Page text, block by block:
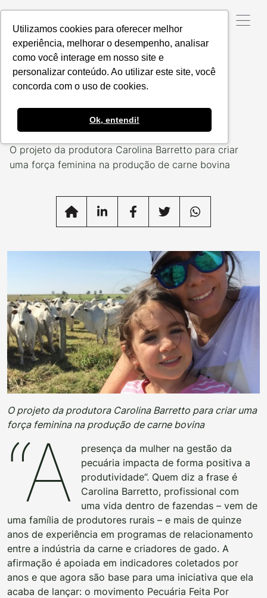
Utilizamos cookies para oferecer melhor
experiência, melhorar o desempenho, analisar
como você interage em nosso site e
personalizar conteúdo. Ao utilizar este site, você
concorda com o uso de cookies.
Ok, entendi!
Data da Postagem:14/02/2022 Categoria:
RESPONSÁVEIS
Pecuária feita por
mulheres
O projeto da produtora Carolina Barretto para criar
uma força feminina na produção de carne bovina
O projeto da produtora Carolina Barretto para criar uma
força feminina na produção de carne bovina
“A
presença da mulher na gestão da
pecuária impacta de forma positiva a
produtividade”. Quem diz a frase é
Carolina Barretto, profissional com
uma vida dentro de fazendas – vem de
uma família de produtores rurais – e mais de quinze
anos de experiência em programas de relacionamento
entre a indústria da carne e criadores de gado. A
afirmação é apoiada em indicadores coletados por
anos e que agora são base para uma iniciativa que ela
acaba de lançar: o movimento Pecuária Feita Por